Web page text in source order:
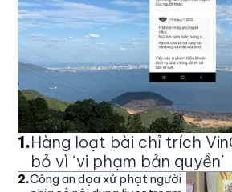
1.Hàng loạt bài chỉ trích
bỏ vì ‘vi phạm bản quyền’
2.Công an dọa xử phạt người